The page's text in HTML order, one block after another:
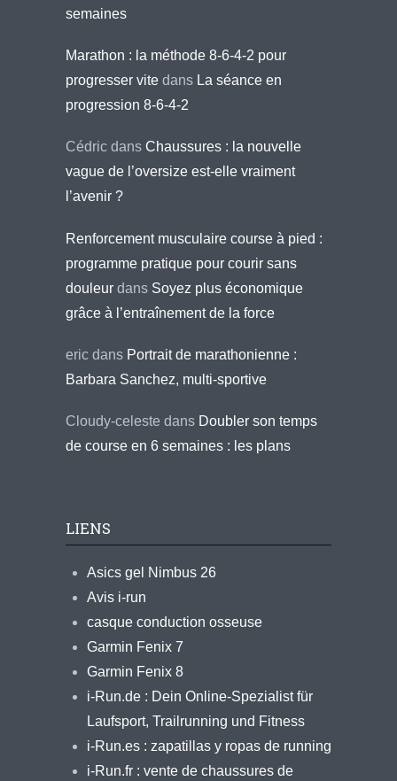
semaines
Marathon : la méthode 8-6-4-2 pour
progresser vite dans La séance en
progression 8-6-4-2
Cédric dans Chaussures : la nouvelle
vague de l’oversize est-elle vraiment
l’avenir ?
Renforcement musculaire course à pied :
programme pratique pour courir sans
douleur dans Soyez plus économique
grâce à l’entraînement de la force
eric dans Portrait de marathonienne :
Barbara Sanchez, multi-sportive
Cloudy-celeste dans Doubler son temps
de course en 6 semaines : les plans
LIENS
Asics gel Nimbus 26
Avis i-run
casque conduction osseuse
Garmin Fenix 7
Garmin Fenix 8
i-Run.de : Dein Online-Spezialist für
Laufsport, Trailrunning und Fitness
i-Run.es : zapatillas y ropas de running
i-Run.fr : vente de chaussures de